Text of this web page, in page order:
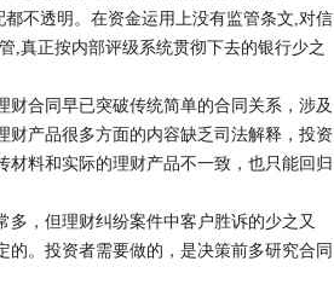
不透明。在资金运用上没有监管条文,对信
,真正按内部评级系统贯彻下去的银行少之
合同早已突破传统简单的合同关系，涉及
产品很多方面的内容缺乏司法解释，投资
料和实际的理财产品不一致，也只能回归
，但理财纠纷案件中客户胜诉的少之又
。投资者需要做的，是决策前多研究合同